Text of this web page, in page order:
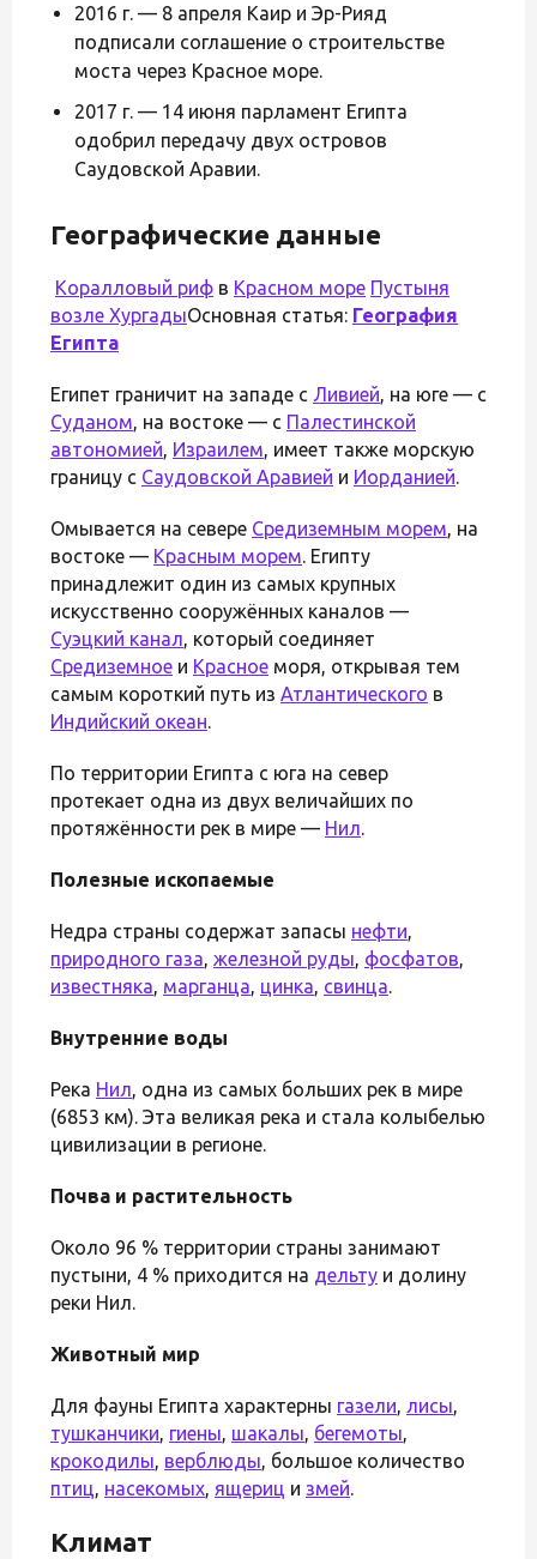
2016 г. — 8 апреля Каир и Эр-Рияд
подписали соглашение о строительстве
моста через Красное море.
2017 г. — 14 июня парламент Египта
одобрил передачу двух островов
Саудовской Аравии.
Географические данные
Коралловый риф в Красном море Пустыня
возле ХургадыОсновная статья: География
Египта
Египет граничит на западе с Ливией, на юге — с
Суданом, на востоке — с Палестинской
автономией, Израилем, имеет также морскую
границу с Саудовской Аравией и Иорданией.
Омывается на севере Средиземным морем, на
востоке — Красным морем. Египту
принадлежит один из самых крупных
искусственно сооружённых каналов —
Суэцкий канал, который соединяет
Средиземное и Красное моря, открывая тем
самым короткий путь из Атлантического в
Индийский океан.
По территории Египта с юга на север
протекает одна из двух величайших по
протяжённости рек в мире — Нил.
Полезные ископаемые
Недра страны содержат запасы нефти,
природного газа, железной руды, фосфатов,
известняка, марганца, цинка, свинца.
Внутренние воды
Река Нил, одна из самых больших рек в мире
(6853 км). Эта великая река и стала колыбелью
цивилизации в регионе.
Почва и растительность
Около 96 % территории страны занимают
пустыни, 4 % приходится на дельту и долину
реки Нил.
Животный мир
Для фауны Египта характерны газели, лисы,
тушканчики, гиены, шакалы, бегемоты,
крокодилы, верблюды, большое количество
птиц, насекомых, ящериц и змей.
Климат